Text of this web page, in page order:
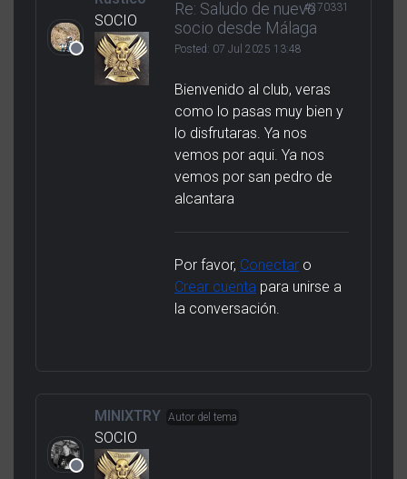
SOCIO
Re: Saludo de nuevo
socio desde Málaga
Posted: 07 Jul 2025 13:48
#270331
Bienvenido al club, veras
como lo pasas muy bien y
lo disfrutaras. Ya nos
vemos por aqui. Ya nos
vemos por san pedro de
alcantara
Por favor, Conectar o
Crear cuenta para unirse a
la conversación.
MINIXTRY Autor del tema
SOCIO